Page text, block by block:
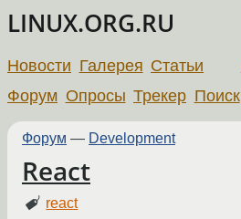
LINUX.ORG.RU
Новости Галерея Статьи
Форум Опросы Трекер Поиск
Форум — Development
React
react